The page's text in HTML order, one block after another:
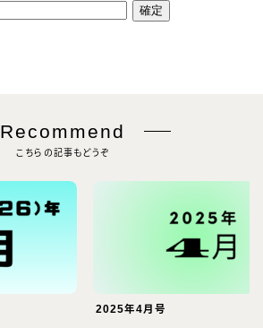
Recommend
こちらの記事もどうぞ
2025年4月号